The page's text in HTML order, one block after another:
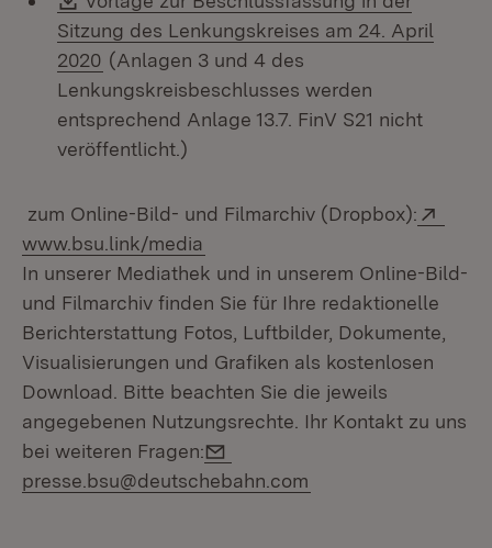
Sitzung des Lenkungskreises am 24. April
2020 (Öffnet in neuem Fenster)
(Anlagen 3 und 4 des
Lenkungskreisbeschlusses werden
entsprechend Anlage 13.7. FinV S21 nicht
veröffentlicht. )
zum Online-Bild- und Filmarchiv (Dropbox):
www.bsu.link/media
In unserer Mediathek und in unserem Online-Bild-
und Filmarchiv finden Sie für Ihre redaktionelle
Berichterstattung Fotos, Luftbilder, Dokumente,
Visualisierungen und Grafiken als kostenlosen
Download. Bitte beachten Sie die jeweils
angegebenen Nutzungsrechte. Ihr Kontakt zu uns
bei weiteren Fragen:
presse.bsu@deutschebahn.com